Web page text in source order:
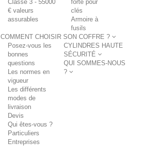
Classe 3 - 55000
€ valeurs
assurables
forte pour
clés
Armoire à
fusils
COMMENT CHOISIR SON COFFRE ?
Posez-vous les
bonnes
questions
Les normes en
vigueur
Les différents
modes de
livraison
Devis
Qui êtes-vous ?
Particuliers
Entreprises
CYLINDRES HAUTE
SÉCURITÉ
QUI SOMMES-NOUS
?